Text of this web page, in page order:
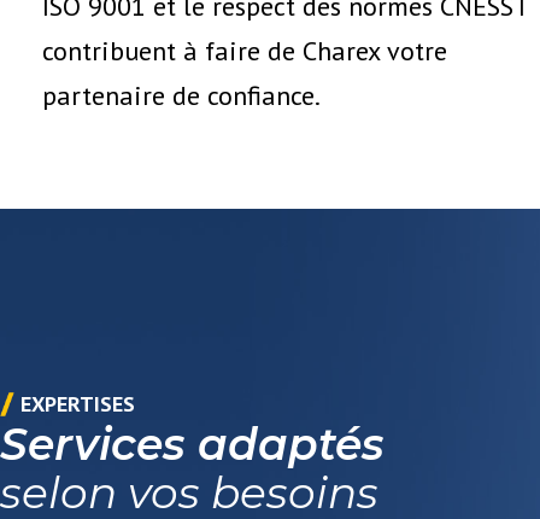
contribuent à faire de Charex votre
partenaire de confiance.
EXPERTISES
Services adaptés
selon vos besoins